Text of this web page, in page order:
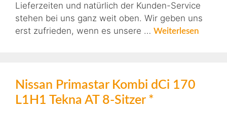
Lieferzeiten und natürlich der Kunden-Service
stehen bei uns ganz weit oben. Wir geben uns
erst zufrieden, wenn es unsere … Weiterlesen
Nissan Primastar Kombi dCi 170
L1H1 Tekna AT 8-Sitzer *